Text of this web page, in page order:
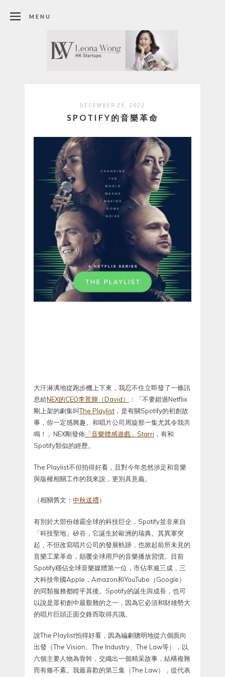
MENU
DECEMBER 23, 2022
SPOTIFY的音樂革命
大汗淋漓地從跑步機上下來，我忍不住立即發了一條訊
息給NEX的CEO李景輝（David）
：「不要錯過Netflix
剛上架的劇集叫The Playlist ，是有關Spotify的初創故
事，你一定感興趣。和唱片公司周旋那一集尤其令我共
鳴！」NEX剛發佈 「音樂體感遊戲」Starri ，有和
Spotify類似的經歷。
The Playlist不但拍得好看，且對今年忽然涉足和音樂
與版權相關工作的我來說，更別具意義。
（相關舊文： 中秋送禮）
有別於大部份雄霸全球的科技巨企，Spotify並非來自
「科技聖地」矽谷，它誕生於歐洲的瑞典。其異軍突
起，不但改寫唱片公司的發展軌跡，也掀起前所未見的
音樂工業革命，顛覆全球用戶的音樂播放習慣。目前
Spotify穩佔全球音樂媒體第一位，市佔率逾三成，三
大科技帝國Apple，Amazon和YouTube（Google）
的同類服務都瞠乎其後。Spotify的誕生與成長，也可
以說是眾初創中最艱難的之一，因為它必須和財雄勢大
的唱片巨頭正面交鋒而取得共識。
說The Playlist拍得好看，因為編劇聰明地從六個面向
出發（The Vision、The Industry、The Law等），以
六個主要人物為骨幹，交織出一個精采故事，結構複雜
而有條不紊。我最喜歡的第三集（The Law），從代表